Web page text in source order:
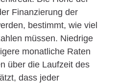
Finanzierung der
bestimmt, wie viel
müssen. Niedrige
monatliche Raten
über die Laufzeit des
dass jeder